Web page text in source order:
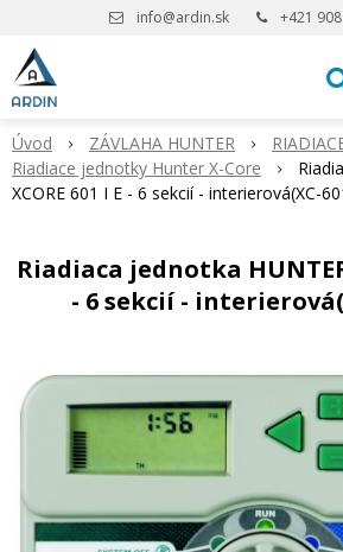
info@ardin.sk +421
Úvod ZÁVLAHA HUNTER
Riadiace jednotky Hunter X-Core
XCORE 601 I E - 6 sekcií - interierová(XC-
Riadiaca jednotka HUNTER
- 6 sekcií -